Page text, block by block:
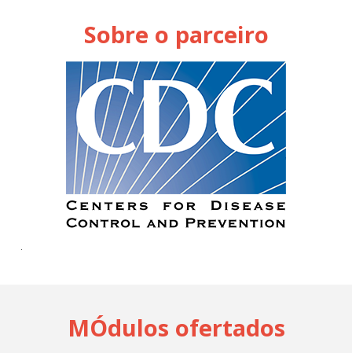
Transparência
Repositório
Ajuda
Entrar
Cadastrar
pt_br
Sobre o parceiro
.
MÓdulos ofertados